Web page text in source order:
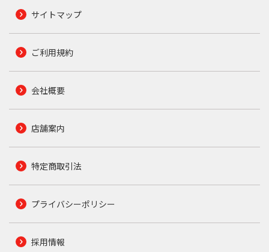
サイトマップ
ご利用規約
会社概要
店舗案内
特定商取引法
プライバシーポリシー
採用情報